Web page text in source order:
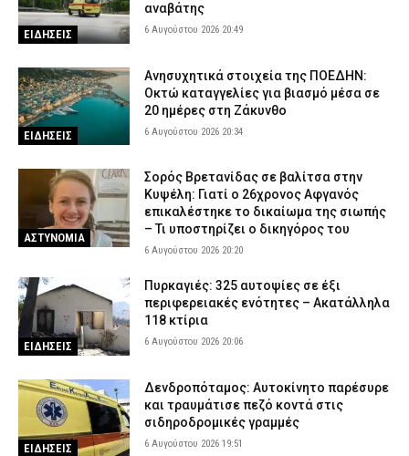
ΕΙΔΗΣΕΙΣ
αναβάτης
6 Αυγούστου 2026 20:49
ΕΙΔΗΣΕΙΣ
Ανησυχητικά στοιχεία της ΠΟΕΔΗΝ:
Οκτώ καταγγελίες για βιασμό μέσα σε
20 ημέρες στη Ζάκυνθο
6 Αυγούστου 2026 20:34
ΑΣΤΥΝΟΜΙΑ
Σορός Βρετανίδας σε βαλίτσα στην
Κυψέλη: Γιατί ο 26χρονος Αφγανός
επικαλέστηκε το δικαίωμα της σιωπής
– Τι υποστηρίζει ο δικηγόρος του
6 Αυγούστου 2026 20:20
ΕΙΔΗΣΕΙΣ
Πυρκαγιές: 325 αυτοψίες σε έξι
περιφερειακές ενότητες – Ακατάλληλα
118 κτίρια
6 Αυγούστου 2026 20:06
ΕΙΔΗΣΕΙΣ
Δενδροπόταμος: Αυτοκίνητο παρέσυρε
και τραυμάτισε πεζό κοντά στις
σιδηροδρομικές γραμμές
6 Αυγούστου 2026 19:51